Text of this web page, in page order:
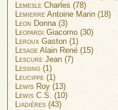
Lemesle Charles (78)
Lemierre Antoine Marin (18)
Leon Donna (3)
Leopardi Giacomo (30)
Leroux Gaston (1)
Lesage Alain René (15)
Lescure Jean (7)
Lessing (1)
Leucippe (1)
Lewis Roy (13)
Lewis C.S. (10)
Liadières (43)